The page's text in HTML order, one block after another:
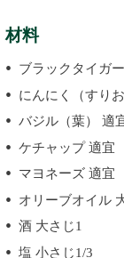
材料
ブラックタイガ
にんにく（すり
バジル（葉） 適
ケチャップ 適宜
マヨネーズ 適宜
オリーブオイル
酒 大さじ1
塩 小さじ1/3